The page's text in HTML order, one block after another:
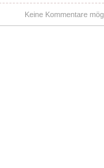
Keine Kommentare